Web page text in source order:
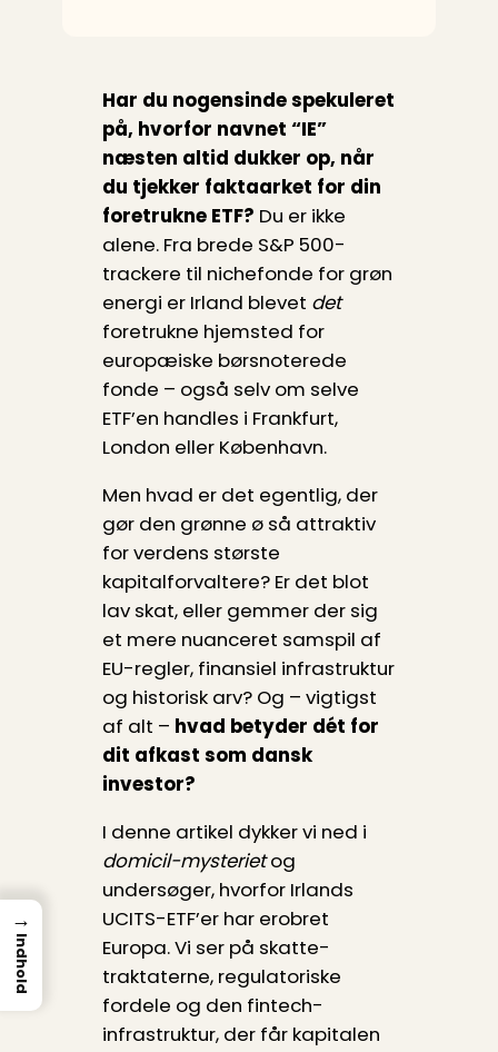
Har du nogensinde spekuleret
på, hvorfor navnet “IE”
næsten altid dukker op, når
du tjekker fakta­arket for din
foretrukne ETF? Du er ikke
alene. Fra brede S&P 500-
trackere til nichefonde for grøn
energi er Irland blevet det
foretrukne hjemsted for
europæiske børsnoterede
fonde – også selv om selve
ETF’en handles i Frankfurt,
London eller København.
Men hvad er det egentlig, der
gør den grønne ø så attraktiv
for verdens største
kapitalforvaltere? Er det blot
lav skat, eller gemmer der sig
et mere nuanceret samspil af
EU-regler, finansiel infrastruktur
og historisk arv? Og – vigtigst
af alt – hvad betyder dét for
dit afkast som dansk
investor?
I denne artikel dykker vi ned i
domicil-mysterietog
undersøger, hvorfor Irlands
UCITS-ETF’er har erobret
Europa. Vi ser på skatte­
traktaterne, regulatoriske
fordele og den fintech-
infrastruktur, der får kapitalen
→
Indhold